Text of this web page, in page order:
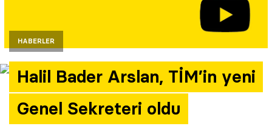
HABERLER
Halil Bader Arslan, TİM’in yeni
Genel Sekreteri oldu
Yazarlar
Araştırma